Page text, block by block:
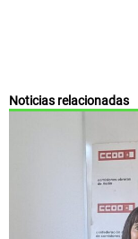
Noticias relacionadas